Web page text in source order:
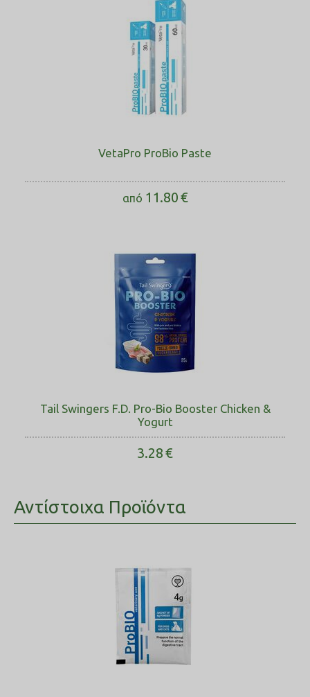
VetaPro ProBio Paste
από 11.80€
Tail Swingers F.D. Pro-Bio Booster Chicken &
Yogurt
3.28€
Αντίστοιχα Προϊόντα